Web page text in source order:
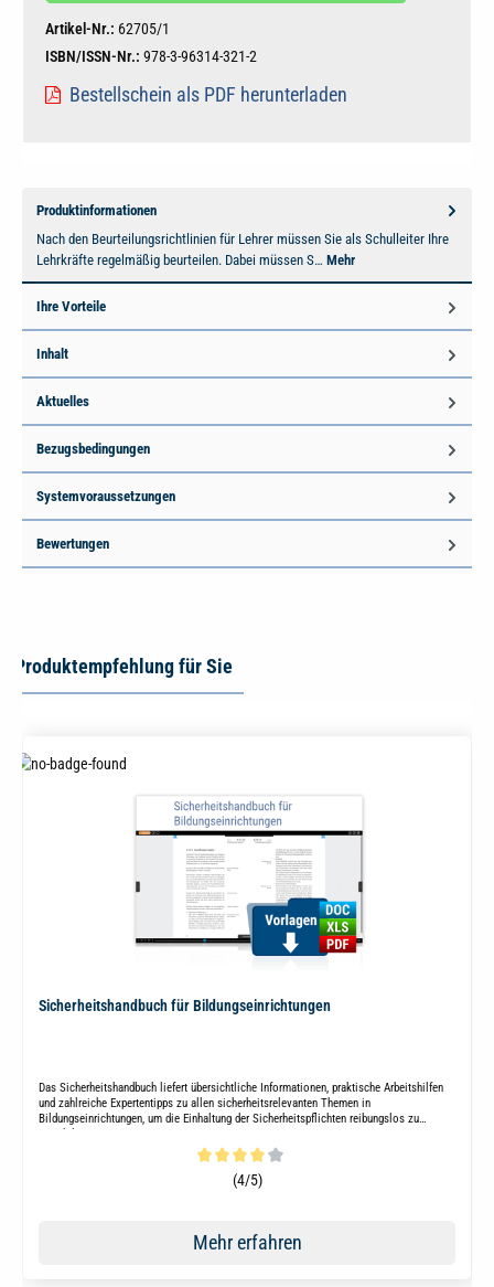
Artikel-Nr.: 62705/1
ISBN/ISSN-Nr.: 978-3-96314-321-2
Bestellschein als PDF herunterladen
Produktinformationen
Nach den Beurteilungsrichtlinien für Lehrer müssen Sie als Schulleiter Ihre
Lehrkräfte regelmäßig beurteilen. Dabei müssen S… Mehr
Ihre Vorteile
Inhalt
Aktuelles
Bezugsbedingungen
Systemvoraussetzungen
Bewertungen
Produktempfehlung für Sie
Sicherheitshandbuch für Bildungseinrichtungen
Das Sicherheitshandbuch liefert übersichtliche Informationen, praktische Arbeitshilfen
und zahlreiche Expertentipps zu allen sicherheitsrelevanten Themen in
Bildungseinrichtungen, um die Einhaltung der Sicherheitspflichten reibungslos zu
Durchschnittliche Bewertung von 4 von 5 Sternen
(4/5)
Mehr erfahren